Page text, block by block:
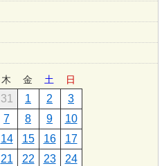
木 金 土 日
31 1 2
3
7 8 9
10
14 15 16
17
21 22 23
24